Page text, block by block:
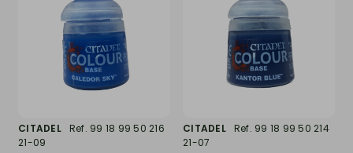
CITADEL
Ref. 99 18 99 50 216
21-09
CITADEL
Ref. 99 18 99 50 214
21-07